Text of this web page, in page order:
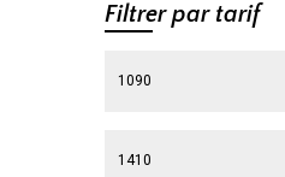
Filtrer par tarif